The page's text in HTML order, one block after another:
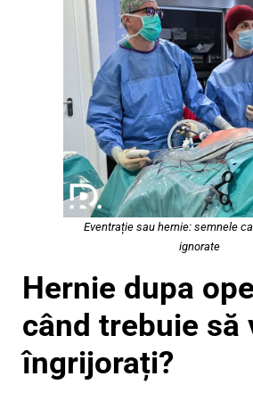
Eventrație sau hernie: semnele
ignorate
Hernie dupa
când trebuie să
îngrijorați?